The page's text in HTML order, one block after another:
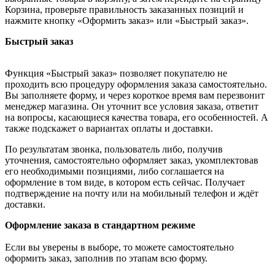
Корзина, проверьте правильность заказанных позиций и
нажмите кнопку «Оформить заказ» или «Быстрый заказ».
Быстрый заказ
Функция «Быстрый заказ» позволяет покупателю не
проходить всю процедуру оформления заказа самостоятельно.
Вы заполняете форму, и через короткое время вам перезвонит
менеджер магазина. Он уточнит все условия заказа, ответит
на вопросы, касающиеся качества товара, его особенностей. А
также подскажет о вариантах оплаты и доставки.
По результатам звонка, пользователь либо, получив
уточнения, самостоятельно оформляет заказ, укомплектовав
его необходимыми позициями, либо соглашается на
оформление в том виде, в котором есть сейчас. Получает
подтверждение на почту или на мобильный телефон и ждёт
доставки.
Оформление заказа в стандартном режиме
Если вы уверены в выборе, то можете самостоятельно
оформить заказ, заполнив по этапам всю форму.